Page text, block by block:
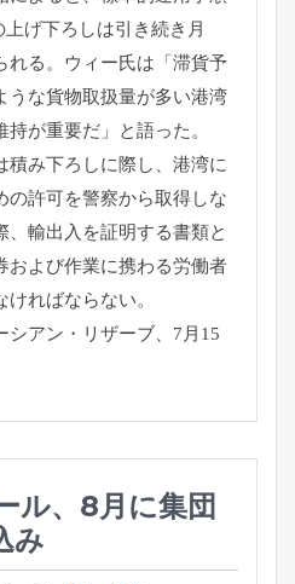
げ下ろしは引き続き月
れる。ウィー氏は「滞貨予
うな貨物取扱量が多い港湾
持が重要だ」と語った。
み下ろしに際し、 港湾に
の許可を警察から取得しな
、輸出入を証明する書類と
および作業に携わる労働者
ければならない。
シアン・リザーブ、7月15
ル、8月に集団
み